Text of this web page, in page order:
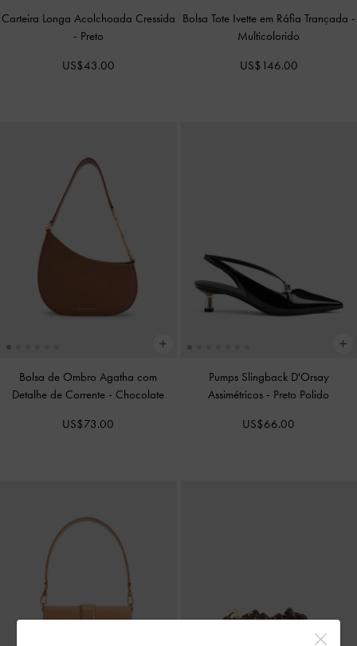
Carteira Longa Acolchoada Cressida
- Preto
US$43.00
Bolsa Tote Ivette em Ráfia Trançada -
Multicolorido
US$146.00
Bolsa de Ombro Agatha com
Detalhe de Corrente - Chocolate
US$73.00
Pumps Slingback D'Orsay
Assimétricos - Preto Polido
US$66.00